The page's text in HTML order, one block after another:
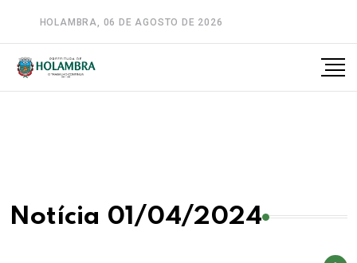
HOLAMBRA, 06 DE AGOSTO DE 2026
Notícia 01/04/2024